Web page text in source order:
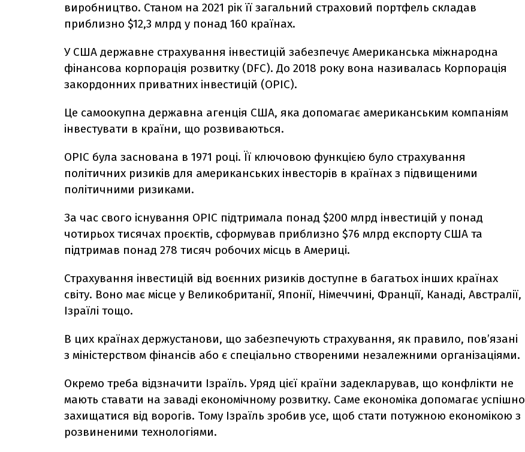
виробництво. Станом на 2021 рік її загальний страховий портфель складав
приблизно $12,3 млрд у понад 160 країнах.
У США державне страхування інвестицій забезпечує Американська міжнародна
фінансова корпорація розвитку (DFC). До 2018 року вона називалась Корпорація
закордонних приватних інвестицій (OPIC).
Це самоокупна державна агенція США, яка допомагає американським компаніям
інвестувати в країни, що розвиваються.
OPIC була заснована в 1971 році. Її ключовою функцією було страхування
політичних ризиків для американських інвесторів в країнах з підвищеними
політичними ризиками.
За час свого існування OPIC підтримала понад $200 млрд інвестицій у понад
чотирьох тисячах проєктів, сформував приблизно $76 млрд експорту США та
підтримав понад 278 тисяч робочих місць в Америці.
Страхування інвестицій від воєнних ризиків доступне в багатьох інших країнах
світу. Воно має місце у Великобританії, Японії, Німеччині, Франції, Канаді, Австралії,
Ізраїлі тощо.
В цих країнах держустанови, що забезпечують страхування, як правило, пов’язані
з міністерством фінансів або є спеціально створеними незалежними організаціями.
Окремо треба відзначити Ізраїль. Уряд цієї країни задекларував, що конфлікти не
мають ставати на заваді економічному розвитку. Саме економіка допомагає успішно
захищатися від ворогів. Тому Ізраїль зробив усе, щоб стати потужною економікою з
розвиненими технологіями.